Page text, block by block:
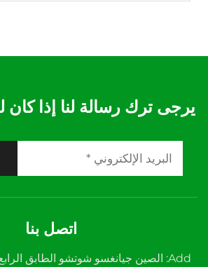
يرجى ترك رسالة لنا إذا كان
اتصل بنا